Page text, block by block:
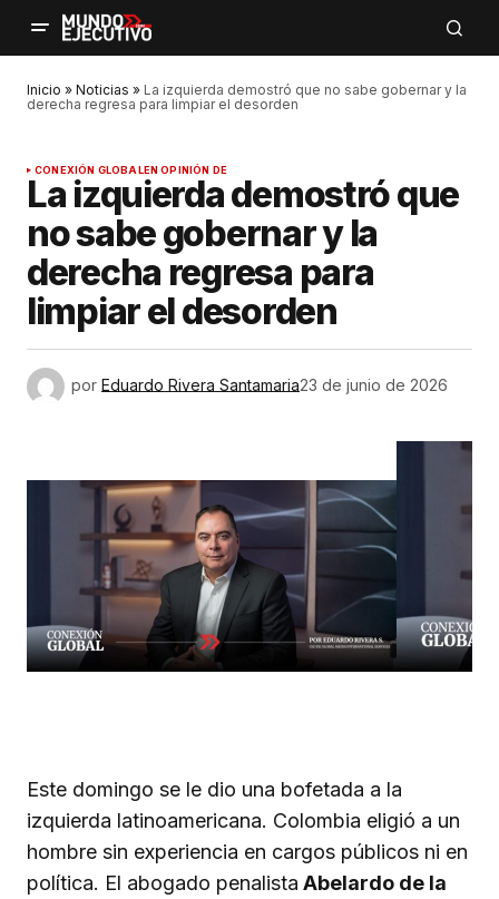
Inicio » Noticias » La izquierda demostró que no sabe gobernar y la
derecha regresa para limpiar el desorden
CONEXIÓN GLOBALEN OPINIÓN DE
La izquierda demostró que
no sabe gobernar y la
derecha regresa para
limpiar el desorden
por Eduardo Rivera Santamaria23 de junio de 2026
Este domingo se le dio una bofetada a la
izquierda latinoamericana. Colombia eligió a un
hombre sin experiencia en cargos públicos ni en
política. El abogado penalista Abelardo de la